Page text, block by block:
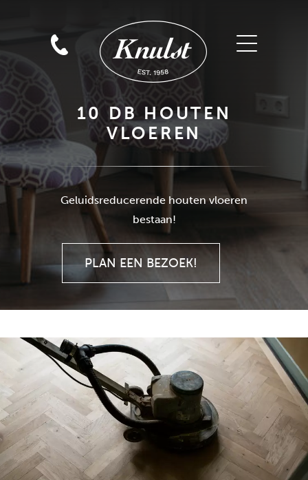
10 DB HOUTEN
VLOEREN
Geluidsreducerende houten vloeren
bestaan!
PLAN EEN BEZOEK!
PLAN EEN BEZOEK!